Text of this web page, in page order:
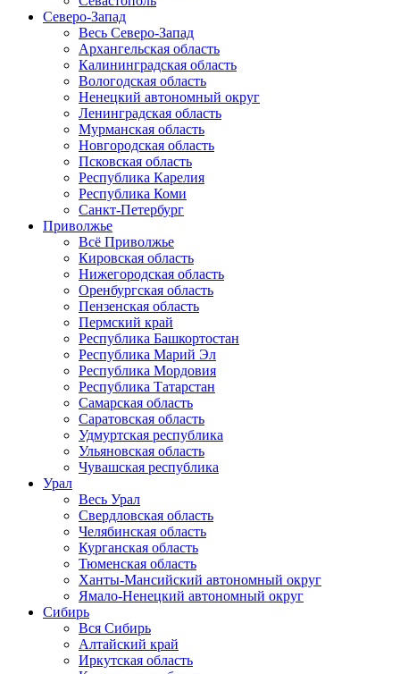
Северо-Запад
Весь Северо-Запад
Архангельская область
Калининградская область
Вологодская область
Ненецкий автономный округ
Ленинградская область
Мурманская область
Новгородская область
Псковская область
Республика Карелия
Республика Коми
Санкт-Петербург
Приволжье
Всё Приволжье
Кировская область
Нижегородская область
Оренбургская область
Пензенская область
Пермский край
Республика Башкортостан
Республика Марий Эл
Республика Мордовия
Республика Татарстан
Самарская область
Саратовская область
Удмуртская республика
Ульяновская область
Чувашская республика
Урал
Весь Урал
Свердловская область
Челябинская область
Курганская область
Тюменская область
Ханты-Мансийский автономный округ
Ямало-Ненецкий автономный округ
Сибирь
Вся Сибирь
Алтайский край
Иркутская область